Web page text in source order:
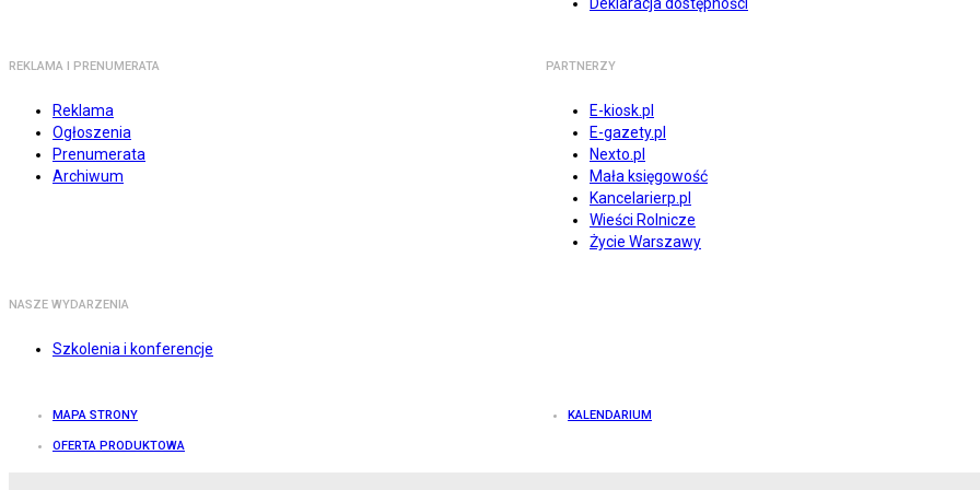
REKLAMA I PRENUMERATA
Reklama
Ogłoszenia
Prenumerata
Archiwum
PARTNERZY
E-kiosk.pl
E-gazety.pl
Nexto.pl
Mała księgowość
Kancelarierp.pl
Wieści Rolnicze
Życie Warszawy
NASZE WYDARZENIA
Szkolenia i konferencje
MAPA STRONY KALENDARIUM
OFERTA PRODUKTOWA